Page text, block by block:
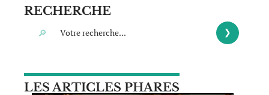
RECHERCHE
LES ARTICLES PHARES